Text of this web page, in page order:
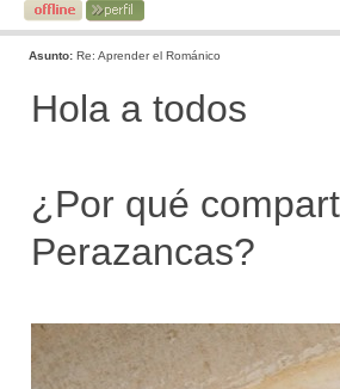
Asunto: Re: Aprender el Románico
Hola a todos
¿Por qué
Perazancas?